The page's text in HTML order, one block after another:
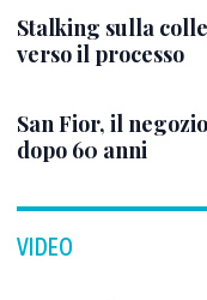
Stalking sulla
verso il processo
San Fior, il
dopo 60 anni
VIDEO